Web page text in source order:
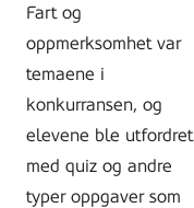
Fart og
oppmerksomhet var
temaene i
konkurransen, og
elevene ble utfordret
med quiz og andre
typer oppgaver som